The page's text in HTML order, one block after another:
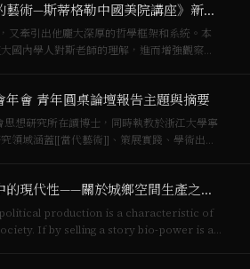
《人類紀裏的藝術—斯蒂格勒中國美院講座》新書出版
又牽引出他龐大深厚的哲學框架和系統。本
國內學人對斯老師的理解，進而增強觀察和
年會 青年圓桌論壇報告主題與摘要
想研究所在讀博士，同時執教於浙江大學寧
領域涵蓋[[當代藝術]]、策展實踐、學術出
「殺馬特」中的現代性——關於城鄉空間生產之社會展示
production is a characteristic of
If by selling a story bio-power is a